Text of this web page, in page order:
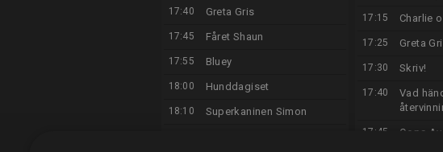
17:40 Greta Gris
17:45 Fåret Shaun
17:55 Bluey
18:00 Hunddagiset
18:10 Superkaninen Simon
17:15 Charlie
17:25 Greta
17:30 Skriv!
17:40
Vad
17:45 Oops